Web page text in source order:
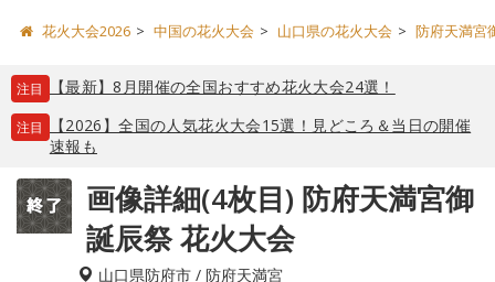
花火大会2026 中国の花火大会 山口県の花火大会 防府天満宮
注目 【最新】8月開催の全国おすすめ花火大会24選！
注目
【2026】全国の人気花火大会15選！見どころ＆当日の開催
速報も
画像詳細(4枚目) 防府天満宮御
誕辰祭 花火大会
山口県防府市 / 防府天満宮